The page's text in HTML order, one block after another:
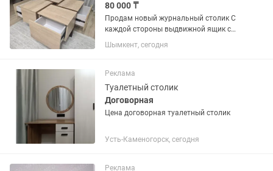
80 000 ₸
Продам новый журнальный столик С
каждой стороны выдвижной ящик с
доводчиками Размер: 80×80 см,
высота 50 см Материал: ЛДСП Egger
Шымкент, сегодня
Реклама
Туалетный столик
Договорная
Цена договорная туалетный столик
Усть-Каменогорск, сегодня
Реклама